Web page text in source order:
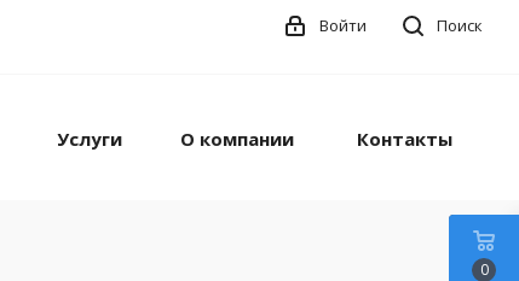
Поиск
Войти
Услуги О компании Контакты
0